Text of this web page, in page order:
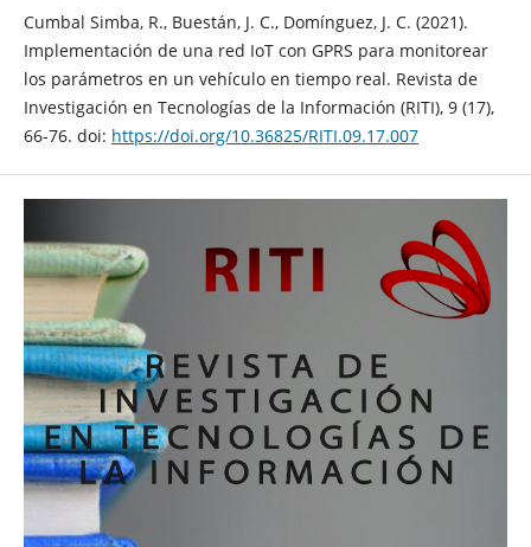
Cumbal Simba, R., Buestán, J. C., Domínguez, J. C. (2021).
Implementación de una red IoT con GPRS para monitorear
los parámetros en un vehículo en tiempo real. Revista de
Investigación en Tecnologías de la Información (RITI), 9 (17),
66-76. doi: https://doi.org/10.36825/RITI.09.17.007